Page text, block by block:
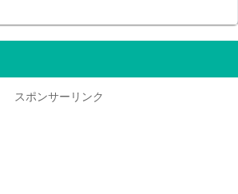
スポンサーリンク